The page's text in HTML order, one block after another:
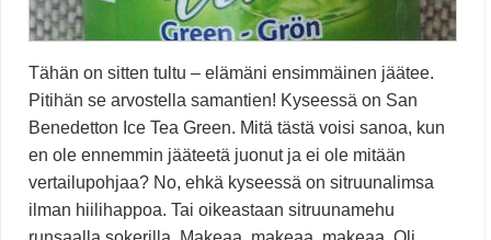
Tähän on sitten tultu – elämäni ensimmäinen jäätee.
Pitihän se arvostella samantien! Kyseessä on San
Benedetton Ice Tea Green. Mitä tästä voisi sanoa, kun
en ole ennemmin jääteetä juonut ja ei ole mitään
vertailupohjaa? No, ehkä kyseessä on sitruunalimsa
ilman hiilihappoa. Tai oikeastaan sitruunamehu